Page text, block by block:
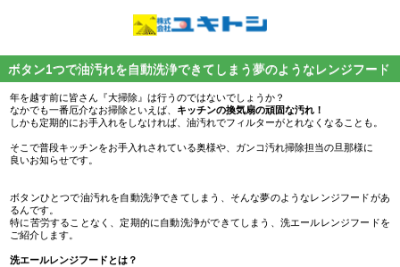
ボタン1つで油汚れを自動洗浄できてしまう夢のようなレンジフード
年を越す前に皆さん『大掃除』は行うのではないでしょうか？
なかでも一番厄介なお掃除といえば、 キッチンの換気扇の頑固な汚れ！
しかも定期的にお手入れをしなければ、油汚れでフィルターがとれなくなることも。
そこで普段キッチンをお手入れされている奥様や、ガンコ汚れ掃除担当の旦那様に
良いお知らせです。
ボタンひとつで油汚れを自動洗浄できてしまう、そんな夢のようなレンジフードがあ
るんです。
特に苦労することなく、定期的に自動洗浄ができてしまう、洗エールレンジフードを
ご紹介します。
洗エールレンジフードとは？